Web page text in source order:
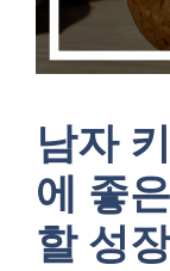
남자
에 좋
할 성